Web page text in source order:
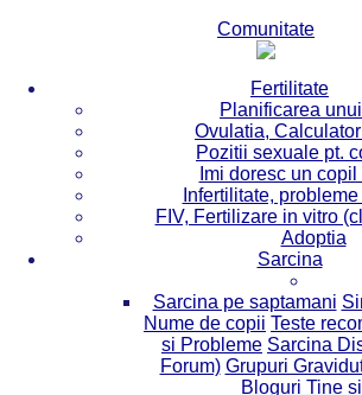
Comunitate
Fertilitate
Planificarea
Ovulatia,
Pozitii sexuale pt.
Imi doresc un
Infertilitate,
FIV, Fertilizare in vitro
Adoptia
Sarcina
Sarcina pe saptamani
Nume de copii Teste
si Probleme Sarcina
Forum) Grupuri
Bloguri Tine